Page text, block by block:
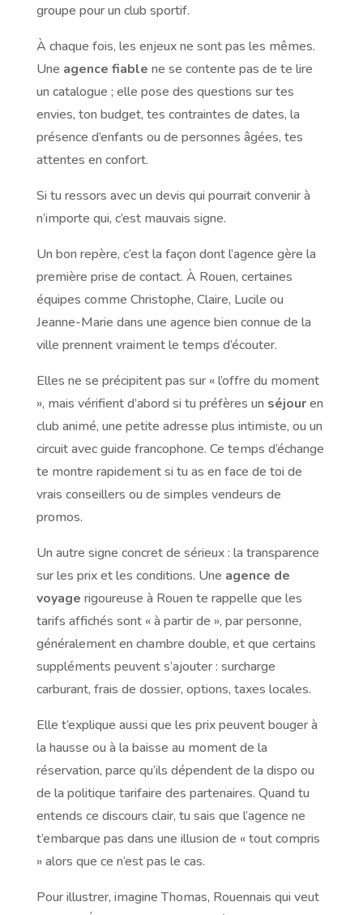
groupe pour un club sportif.
À chaque fois, les enjeux ne sont pas les mêmes.
Une agence fiable ne se contente pas de te lire
un catalogue ; elle pose des questions sur tes
envies, ton budget, tes contraintes de dates, la
présence d’enfants ou de personnes âgées, tes
attentes en confort.
Si tu ressors avec un devis qui pourrait convenir à
n’importe qui, c’est mauvais signe.
Un bon repère, c’est la façon dont l’agence gère la
première prise de contact. À Rouen, certaines
équipes comme Christophe, Claire, Lucile ou
Jeanne-Marie dans une agence bien connue de la
ville prennent vraiment le temps d’écouter.
Elles ne se précipitent pas sur « l’offre du moment
», mais vérifient d’abord si tu préfères un séjouren
club animé, une petite adresse plus intimiste, ou un
circuit avec guide francophone. Ce temps d’échange
te montre rapidement si tu as en face de toi de
vrais conseillers ou de simples vendeurs de
promos.
Un autre signe concret de sérieux : la transparence
sur les prix et les conditions. Une agence de
voyage rigoureuse à Rouen te rappelle que les
tarifs affichés sont « à partir de », par personne,
généralement en chambre double, et que certains
suppléments peuvent s’ajouter : surcharge
carburant, frais de dossier, options, taxes locales.
Elle t’explique aussi que les prix peuvent bouger à
la hausse ou à la baisse au moment de la
réservation, parce qu’ils dépendent de la dispo ou
de la politique tarifaire des partenaires. Quand tu
entends ce discours clair, tu sais que l’agence ne
t’embarque pas dans une illusion de « tout compris
» alors que ce n’est pas le cas.
Pour illustrer, imagine Thomas, Rouennais qui veut